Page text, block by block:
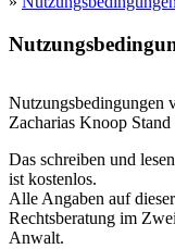
Nutzungsbedingungen
Zacharias Knoop Stand
Das schreiben und
ist kostenlos.
Alle Angaben auf
Rechtsberatung im
Anwalt.